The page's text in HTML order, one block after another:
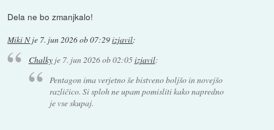
Dela ne bo zmanjkalo!
Miki Nje 7. jun 2026 ob 07:29izjavil:
Chalkyje 7. jun 2026 ob 02:05izjavil:
Pentagon ima verjetno še bistveno boljšo in novejšo
različico. Si sploh ne upam pomisliti kako napredno
je vse skupaj.